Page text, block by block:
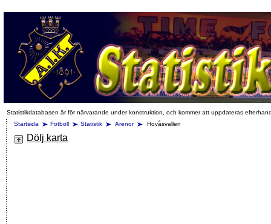
Statistikdatabasen är för närvarande under konstruktion, och kommer att uppdateras
Startsida
Fotboll Statistik Arenor Hovåsvallen
Dölj karta